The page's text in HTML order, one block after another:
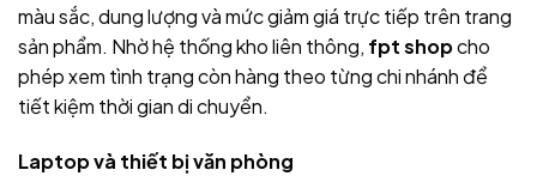
màu sắc, dung lượng và mức giảm giá trực tiếp trên trang
sản phẩm. Nhờ hệ thống kho liên thông, fpt shopcho
phép xem tình trạng còn hàng theo từng chi nhánh để
tiết kiệm thời gian di chuyển.
Laptop và thiết bị văn phòng